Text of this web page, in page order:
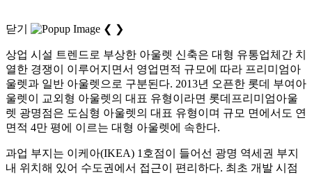
닫기 ❮ ❯
상업 시설 트렌드로 부상한 아울렛 신축은 대형 유통업체간 치
열한 경쟁이 이루어지면서 영업면적 규모에 따라 프리미엄아
울렛과 일반 아울렛으로 구분된다. 2013년 오픈한 롯데 부여아
울렛이 교외형 아울렛의 대표 유형이라면 롯데프리미엄아울
렛 광명점은 도심형 아울렛의 대표 유형이며 규모 면에서도 연
면적 4만 평에 이르는 대형 아울렛에 속한다.
과업 부지는 이케아(IKEA) 1호점이 들어선 광명 역세권 부지
내 위치해 있어 수도권에서 접근이 편리하다. 최초 개발 시점